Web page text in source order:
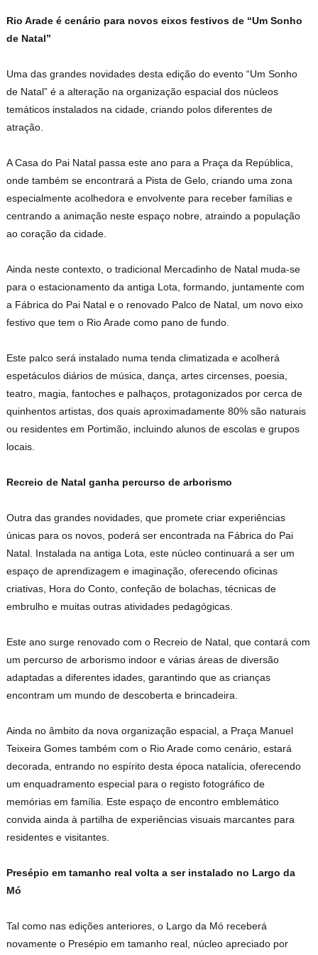
Rio Arade é cenário para novos eixos festivos de “Um Sonho
de Natal”
Uma das grandes novidades desta edição do evento “Um Sonho
de Natal” é a alteração na organização espacial dos núcleos
temáticos instalados na cidade, criando polos diferentes de
atração.
A Casa do Pai Natal passa este ano para a Praça da República,
onde também se encontrará a Pista de Gelo, criando uma zona
especialmente acolhedora e envolvente para receber famílias e
centrando a animação neste espaço nobre, atraindo a população
ao coração da cidade.
Ainda neste contexto, o tradicional Mercadinho de Natal muda-se
para o estacionamento da antiga Lota, formando, juntamente com
a Fábrica do Pai Natal e o renovado Palco de Natal, um novo eixo
festivo que tem o Rio Arade como pano de fundo.
Este palco será instalado numa tenda climatizada e acolherá
espetáculos diários de música, dança, artes circenses, poesia,
teatro, magia, fantoches e palhaços, protagonizados por cerca de
quinhentos artistas, dos quais aproximadamente 80% são naturais
ou residentes em Portimão, incluindo alunos de escolas e grupos
locais.
Recreio de Natal ganha percurso de arborismo
Outra das grandes novidades, que promete criar experiências
únicas para os novos, poderá ser encontrada na Fábrica do Pai
Natal. Instalada na antiga Lota, este núcleo continuará a ser um
espaço de aprendizagem e imaginação, oferecendo oficinas
criativas, Hora do Conto, confeção de bolachas, técnicas de
embrulho e muitas outras atividades pedagógicas.
Este ano surge renovado com o Recreio de Natal, que contará com
um percurso de arborismo indoor e várias áreas de diversão
adaptadas a diferentes idades, garantindo que as crianças
encontram um mundo de descoberta e brincadeira.
Ainda no âmbito da nova organização espacial, a Praça Manuel
Teixeira Gomes também com o Rio Arade como cenário, estará
decorada, entrando no espírito desta época natalícia, oferecendo
um enquadramento especial para o registo fotográfico de
memórias em família. Este espaço de encontro emblemático
convida ainda à partilha de experiências visuais marcantes para
residentes e visitantes.
Presépio em tamanho real volta a ser instalado no Largo da
Mó
Tal como nas edições anteriores, o Largo da Mó receberá
novamente o Presépio em tamanho real, núcleo apreciado por